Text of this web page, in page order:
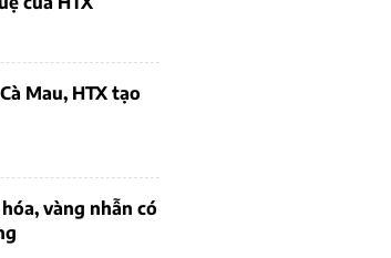
Mau, HTX tạo
vàng nhẫn có